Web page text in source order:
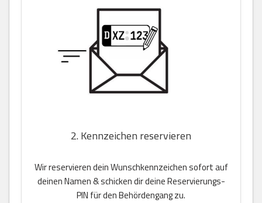
2. Kennzeichen reservieren
Wir reservieren dein Wunschkennzeichen sofort auf
deinen Namen & schicken dir deine Reservierungs-
PIN für den Behördengang zu.